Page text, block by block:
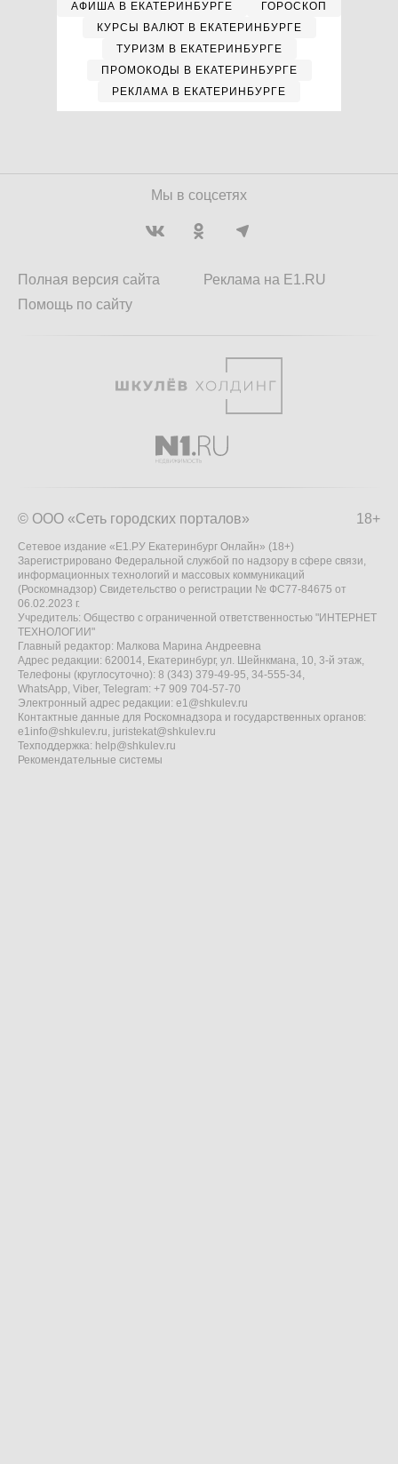
АФИША В ЕКАТЕРИНБУРГЕ
ГОРОСКОП
КУРСЫ ВАЛЮТ В ЕКАТЕРИНБУРГЕ
ТУРИЗМ В ЕКАТЕРИНБУРГЕ
ПРОМОКОДЫ В ЕКАТЕРИНБУРГЕ
РЕКЛАМА В ЕКАТЕРИНБУРГЕ
Мы в соцсетях
Полная версия сайта
Помощь по сайту
Реклама на E1.RU
18+
© ООО «Сеть городских порталов»
Сетевое издание «Е1.РУ Екатеринбург Онлайн» (18+)
Зарегистрировано Федеральной службой по надзору в сфере связи,
информационных технологий и массовых коммуникаций
(Роскомнадзор) Свидетельство о регистрации № ФС77-84675 от
06.02.2023 г.
Учредитель: Общество с ограниченной ответственностью "ИНТЕРНЕТ
ТЕХНОЛОГИИ"
Главный редактор: Малкова Марина Андреевна
Адрес редакции: 620014, Екатеринбург, ул. Шейнкмана, 10, 3-й этаж,
Телефоны (круглосуточно): 8 (343) 379-49-95, 34-555-34,
WhatsApp, Viber, Telegram: +7 909 704-57-70
Электронный адрес редакции: e1@shkulev.ru
Контактные данные для Роскомнадзора и государственных органов:
e1info@shkulev.ru, juristekat@shkulev.ru
Техподдержка: help@shkulev.ru
Рекомендательные системы